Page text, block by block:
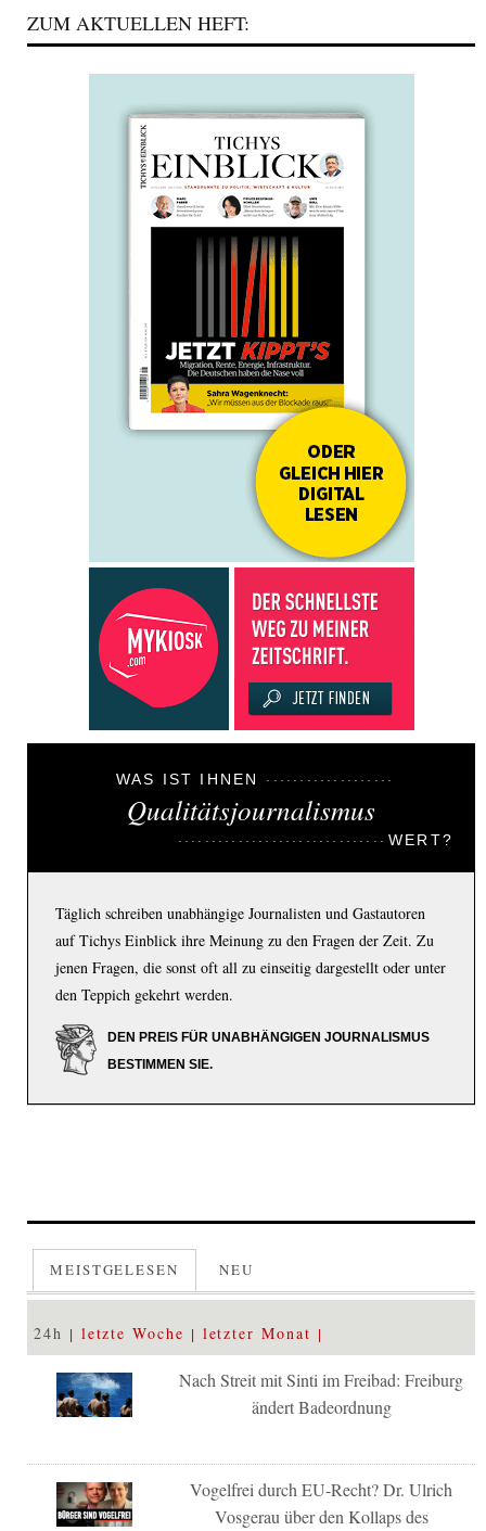
ZUM AKTUELLEN HEFT:
WAS IST IHNEN
Qualitätsjournalismus
WERT?
Täglich schreiben unabhängige Journalisten und Gastautoren
auf Tichys Einblick ihre Meinung zu den Fragen der Zeit. Zu
jenen Fragen, die sonst oft all zu einseitig dargestellt oder unter
den Teppich gekehrt werden.
DEN PREIS FÜR UNABHÄNGIGEN JOURNALISMUS
BESTIMMEN SIE.
MEISTGELESEN NEU
24h letzte Woche letzter Monat
Nach Streit mit Sinti im Freibad: Freiburg
ändert Badeordnung
Vogelfrei durch EU-Recht? Dr. Ulrich
Vosgerau über den Kollaps des